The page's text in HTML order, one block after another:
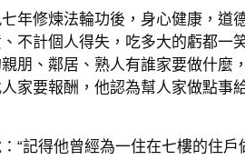
年修煉法輪功後，身心健康，道
不計個人得失，吃多大的虧都一
朋、鄰居、熟人有誰家要做什麼
家要報酬，他認為幫人家做點事
“記得他曾經為一住在七樓的住